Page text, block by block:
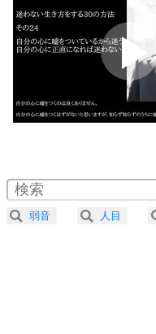
プラス
ポジテ
ポジティ
ストレ
人生
気楽に生
4 器の大
プラス
2.0倍速 （642KB 2分
2.5倍速 （514KB 2分11
3.0倍速 （428KB 1分49
弱音 人目